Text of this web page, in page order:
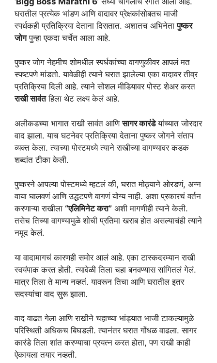
घरातील प्रत्येक भांडण आणि वादावर प्रेक्षकांसोबतच माजी
स्पर्धकही प्रतिक्रिया देताना दिसतात. अशातच अभिनेतापुष्कर
जोगपुन्हा एकदा चर्चेत आला आहे.
पुष्कर जोग नेहमीच शोमधील स्पर्धकांच्या वागणुकीवर आपलं मत
स्पष्टपणे मांडतो. यावेळीही त्याने घरात झालेल्या एका वादावर तीव्र
प्रतिक्रिया दिली आहे. त्याने सोशल मीडियावर पोस्ट शेअर करत
राखी सावंतहिला थेट लक्ष्य केलं आहे.
अलीकडच्या भागात राखी सावंत आणिसागर कारंडेयांच्यात जोरदार
वाद झाला. याच घटनेवर प्रतिक्रिया देताना पुष्कर जोगने संताप
व्यक्त केला. त्याच्या पोस्टमध्ये त्याने राखीच्या वागण्यावर कडक
शब्दांत टीका केली.
पुष्करने आपल्या पोस्टमध्ये म्हटलं की, घरात मोठ्याने ओरडणं, अन्न
वाया घालवणं आणि उद्धटपणे वागणं योग्य नाही. अशा प्रकारचं वर्तन
करणाऱ्या राखीला “एलिमिनेट करा” अशी मागणीही त्याने केली.
तसेच तिच्या वागण्यामुळे शोची प्रतिमा खराब होत असल्याचंही त्याने
नमूद केलं.
या वादामागचं कारणही समोर आलं आहे. एका टास्कदरम्यान राखी
स्वयंपाक करत होती. त्यावेळी तिला चहा बनवण्यास सांगितलं गेलं.
मात्र तिला ते मान्य नव्हतं. यावरून तिचा आणि घरातील इतर
सदस्यांचा वाद सुरू झाला.
वाद वाढत गेला आणि राखीने चहाच्या भांड्यात भाजी टाकल्यामुळे
परिस्थिती अधिकच बिघडली. त्यानंतर घरात गोंधळ वाढला. सागर
कारंडे तिला शांत करण्याचा प्रयत्न करत होता, पण राखी काही
ऐकायला तयार नव्हती.